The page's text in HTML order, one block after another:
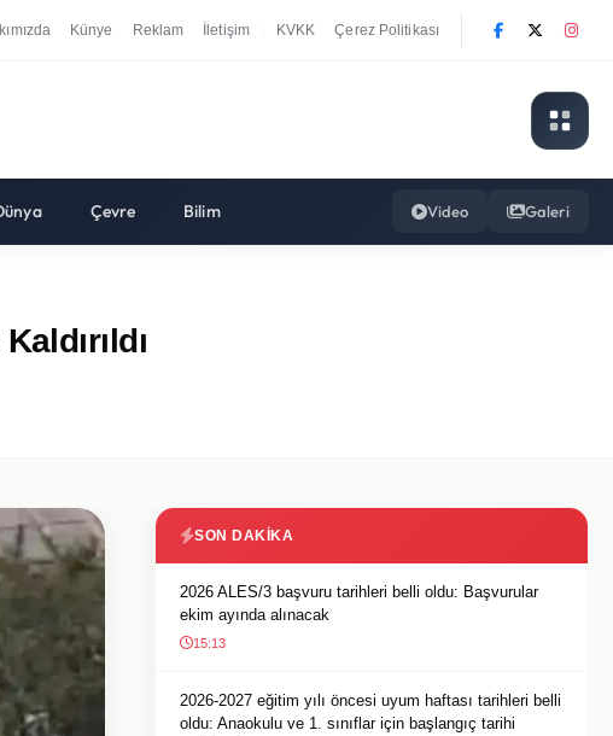
Künye Reklam İletişim KVKK Çerez Politikası
Çevre Bilim Video Galeri
SON DAKIKA
2026 ALES/3 başvuru tarihleri belli oldu: Başvurular
ekim ayında alınacak
15:13
2026-2027 eğitim yılı öncesi uyum haftası tarihleri belli
oldu: Anaokulu ve 1. sınıflar için başlangıç tarihi